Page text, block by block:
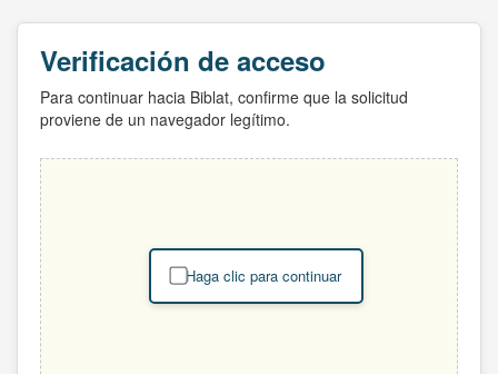
Verificación de acceso
Para continuar hacia Biblat, confirme que la solicitud
proviene de un navegador legítimo.
Haga clic para continuar